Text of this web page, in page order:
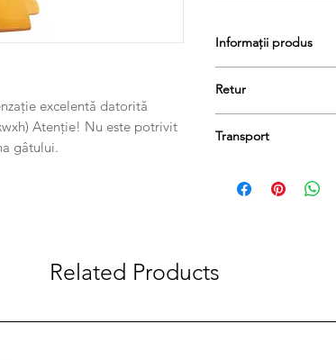
excelentă datorită
Atenție! Nu este potrivit
gâtului.
Informații produs
Retur
păstrați etichetele și
Transport
zile lucrătoare.
Related Products